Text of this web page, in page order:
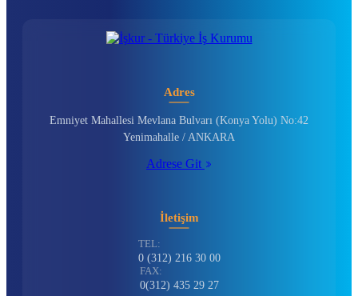
Adres
Emniyet Mahallesi Mevlana Bulvarı (Konya Yolu) No:42
Yenimahalle / ANKARA
Adrese Git
İletişim
TEL:
0 (312) 216 30 00
FAX:
0(312) 435 29 27